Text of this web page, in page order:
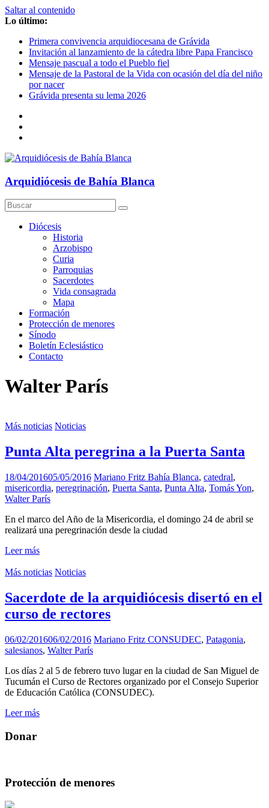
Saltar al contenido
Lo último:
Primera convivencia arquidiocesana de Grávida
Invitación al lanzamiento de la cátedra libre Papa Francisco
Mensaje pascual a todo el Pueblo fiel
Mensaje de la Pastoral de la Vida con ocasión del día del niño
por nacer
Grávida presenta su lema 2026
Arquidiócesis de Bahía Blanca
Diócesis
Historia
Arzobispo
Curia
Parroquias
Sacerdotes
Vida consagrada
Mapa
Formación
Protección de menores
Sínodo
Boletín Eclesiástico
Contacto
Walter París
Más noticias Noticias
Punta Alta peregrina a la Puerta Santa
18/04/201605/05/2016 Mariano Fritz Bahía Blanca, catedral,
misericordia, peregrinación, Puerta Santa, Punta Alta, Tomás Yon,
Walter París
En el marco del Año de la Misericordia, el domingo 24 de abril se
realizará una peregrinación desde la ciudad
Leer más
Más noticias Noticias
Sacerdote de la arquidiócesis disertó en el
curso de rectores
06/02/201606/02/2016 Mariano Fritz CONSUDEC, Patagonia,
salesianos, Walter París
Los días 2 al 5 de febrero tuvo lugar en la ciudad de San Miguel de
Tucumán el Curso de Rectores organizado por el Consejo Superior
de Educación Católica (CONSUDEC).
Leer más
Donar
Protección de menores